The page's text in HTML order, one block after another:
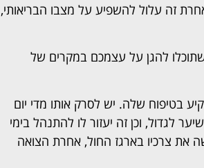
זה עלול להשפיע על מצבו הבריאותי,
להגן על עצמכם במקרים של
בטיפוח שלה. יש לסרק אותו מדי יום
לגדול, וכן זה יעזור לו להתנהל בימי
את צרכיו בארגז החול, אחרת הצואה